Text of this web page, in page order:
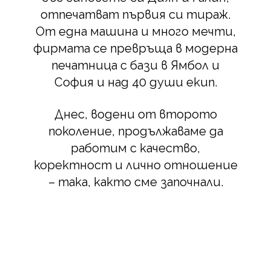
отпечатват първия си тираж.
От една машина и много мечти,
фирмата се превръща в модерна
печатница с бази в Ямбол и
София и над 40 души екип.
Днес, водени от второто
поколение, продължаваме да
работим с качество,
коректност и лично отношение
– така, както сме започнали.